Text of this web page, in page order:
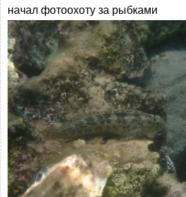
начал фотоохоту за рыбками